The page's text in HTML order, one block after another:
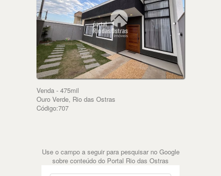
Venda - 475mil
Ouro Verde, Rio das Ostras
Código:707
Use o campo a seguir para pesquisar no Google
sobre conteúdo do Portal Rio das Ostras